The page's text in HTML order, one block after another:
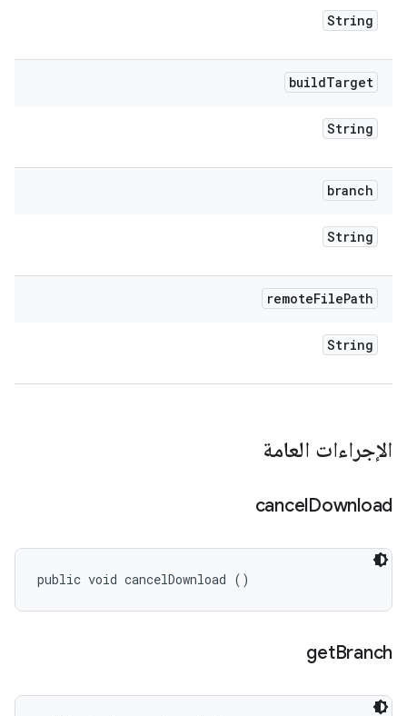
String
buildTarget
String
branch
String
remoteFilePath
String
الإجراءات العامة
cancelDownload
public void cancelDownload ()
getBranch